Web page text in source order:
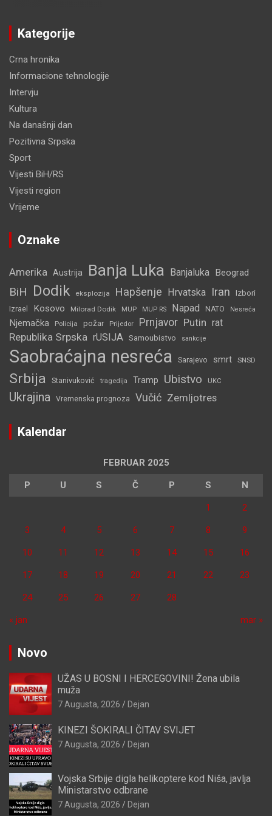
Kategorije
Crna hronika
Informacione tehnologije
Intervju
Kultura
Na današnji dan
Pozitivna Srpska
Sport
Vijesti BiH/RS
Vijesti region
Vrijeme
Oznake
Amerika Austrija Banja Luka Banjaluka Beograd
BiH Dodik eksplozija Hapšenje Hrvatska Iran Izbori
Izrael Kosovo Milorad Dodik MUP MUP RS Napad NATO Nesreća
Njemačka Policija požar Prijedor Prnjavor Putin rat
Republika Srpska rUSIJA Samoubistvo sankcije
Saobraćajna nesreća Sarajevo smrt SNSD
Srbija Stanivuković tragedija Tramp Ubistvo UKC
Ukrajina Vremenska prognoza Vučić Zemljotres
Kalendar
FEBRUAR 2025
P U S Č P S N
1 2
3 4 5 6 7 8 9
10 11 12 13 14 15 16
17 18 19 20 21 22 23
24 25 26 27 28
« jan mar »
Novo
UŽAS U BOSNI I HERCEGOVINI! Žena ubila
muža
7 Augusta, 2026 Dejan
KINEZI ŠOKIRALI ČITAV SVIJET
7 Augusta, 2026 Dejan
Vojska Srbije digla helikoptere kod Niša, javlja
Ministarstvo odbrane
7 Augusta, 2026 Dejan